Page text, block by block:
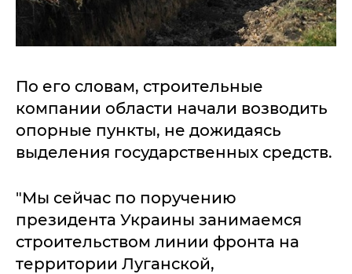
По его словам, строительные
компании области начали возводить
опорные пункты, не дожидаясь
выделения государственных средств.
"Мы сейчас по поручению
президента Украины занимаемся
строительством линии фронта на
территории Луганской,